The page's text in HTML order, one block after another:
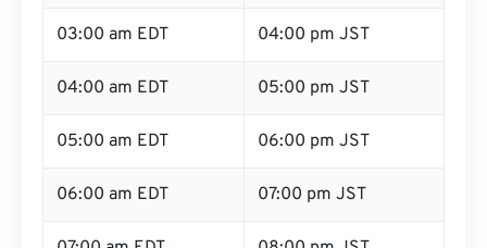
03:00 am EDT 04:00 pm JST
04:00 am EDT 05:00 pm JST
05:00 am EDT 06:00 pm JST
06:00 am EDT 07:00 pm JST